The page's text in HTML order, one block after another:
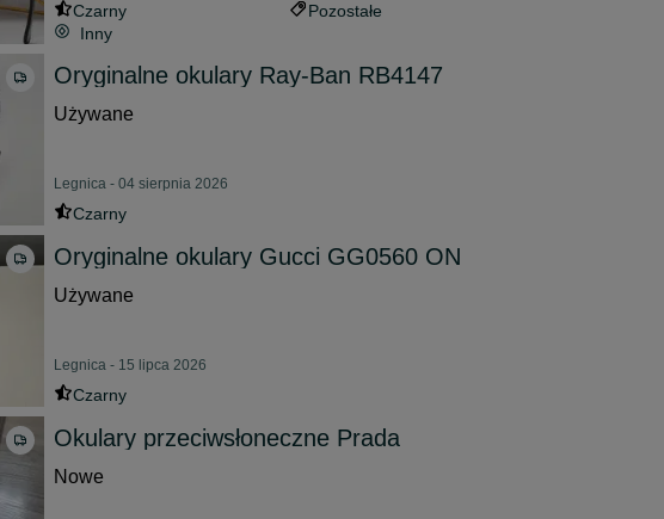
Czarny
Pozostałe
Inny
Oryginalne okulary Ray-Ban RB4147
Używane
Legnica - 04 sierpnia 2026
Czarny
Oryginalne okulary Gucci GG0560 ON
Używane
Legnica - 15 lipca 2026
Czarny
Okulary przeciwsłoneczne Prada
Nowe